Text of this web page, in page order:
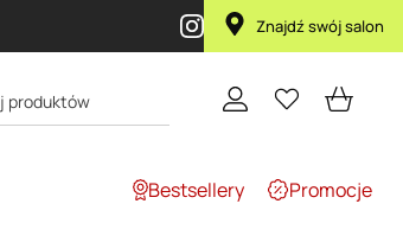
Znajdź swój salon
Bestsellery Promocje